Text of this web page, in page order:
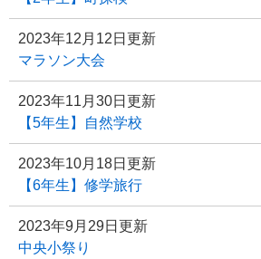
2023年12月12日更新
マラソン大会
2023年11月30日更新
【5年生】自然学校
2023年10月18日更新
【6年生】修学旅行
2023年9月29日更新
中央小祭り